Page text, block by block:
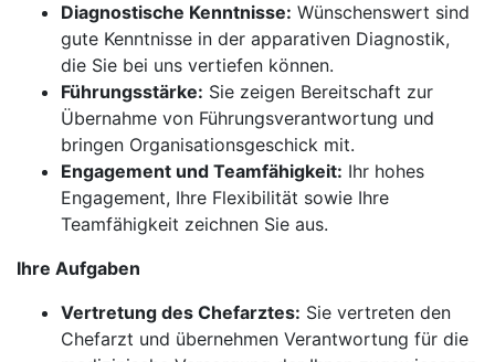
Diagnostische Kenntnisse: Wünschenswert sind
gute Kenntnisse in der apparativen Diagnostik,
die Sie bei uns vertiefen können.
Führungsstärke: Sie zeigen Bereitschaft zur
Übernahme von Führungsverantwortung und
bringen Organisationsgeschick mit.
Engagement und Teamfähigkeit: Ihr hohes
Engagement, Ihre Flexibilität sowie Ihre
Teamfähigkeit zeichnen Sie aus.
Ihre Aufgaben
Vertretung des Chefarztes: Sie vertreten den
Chefarzt und übernehmen Verantwortung für die